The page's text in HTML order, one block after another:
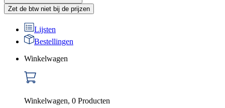
Zet de btw niet bij de prijzen
Lijsten
Bestellingen
Winkelwagen
Winkelwagen, 0 Producten